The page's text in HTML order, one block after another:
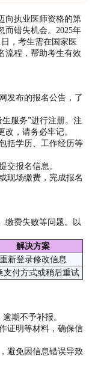
向执业医师资格的第
而错失机会。2025年
，考生需在国家医
流程，帮助考生有效
发布的报名公告，了
服务”进行注册。注
，请务必牢记。
括学历、工作经历等
交报名信息。
现场缴费，完成报名
缴费失败等问题。以
解决方案
重新登录修改信息
支付方式或稍后重试
期不予补报。
证明等材料，确保信
避免因信息错误导致